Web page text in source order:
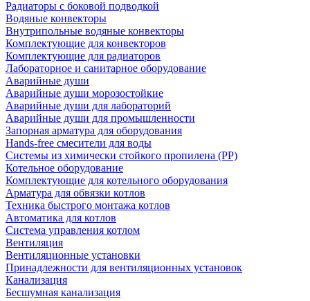
Радиаторы с боковой подводкой
Водяные конвекторы
Внутрипольные водяные конвекторы
Комплектующие для конвекторов
Комплектующие для радиаторов
Лабораторное и санитарное оборудование
Аварийные души
Аварийные души морозостойкие
Аварийные души для лабораторий
Аварийные души для промышленности
Запорная арматура для оборудования
Hands-free смесители для воды
Системы из химически стойкого пропилена (PP)
Котельное оборудование
Комплектующие для котельного оборудования
Арматура для обвязки котлов
Техника быстрого монтажа котлов
Автоматика для котлов
Система управления котлом
Вентиляция
Вентиляционные установки
Принадлежности для вентиляционных установок
Канализация
Бесшумная канализация